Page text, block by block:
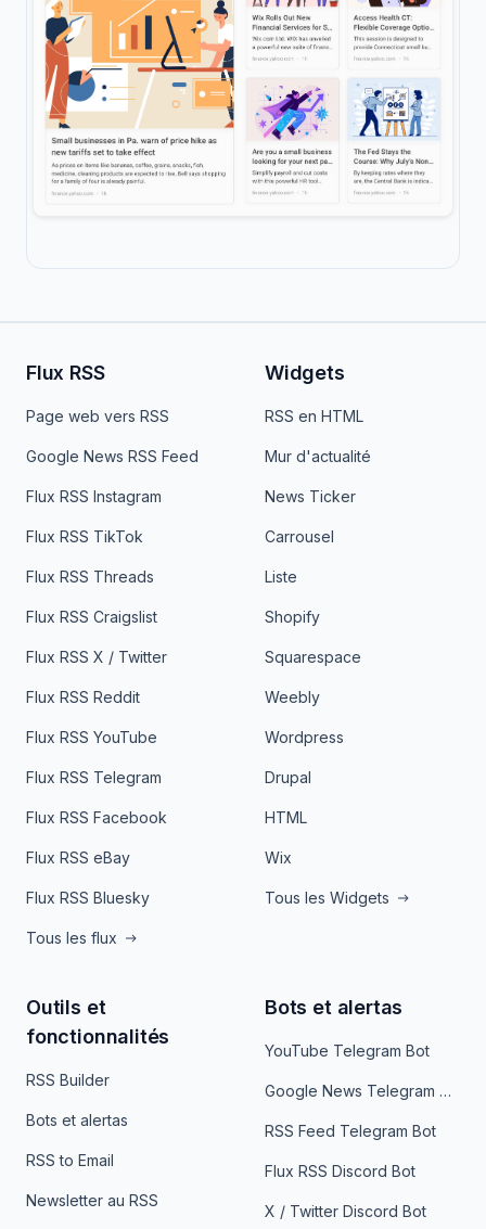
Flux RSS
Page web vers RSS
Google News RSS Feed
Flux RSS Instagram
Flux RSS TikTok
Flux RSS Threads
Flux RSS Craigslist
Flux RSS X / Twitter
Flux RSS Reddit
Flux RSS YouTube
Flux RSS Telegram
Flux RSS Facebook
Flux RSS eBay
Flux RSS Bluesky
Tous les flux
Widgets
RSS en HTML
Mur d'actualité
News Ticker
Carrousel
Liste
Shopify
Squarespace
Weebly
Wordpress
Drupal
HTML
Wix
Tous les Widgets
Outils et
fonctionnalités
RSS Builder
Bots et alertas
RSS to Email
Newsletter au RSS
Bots et alertas
YouTube Telegram Bot
Google News Telegram Bot
RSS Feed Telegram Bot
Flux RSS Discord Bot
X / Twitter Discord Bot